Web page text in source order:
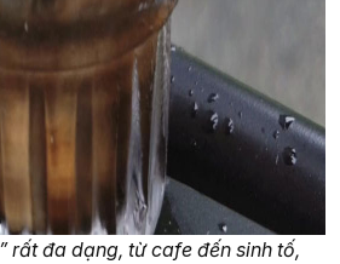
rất đa dạng, từ cafe đến sinh tố,